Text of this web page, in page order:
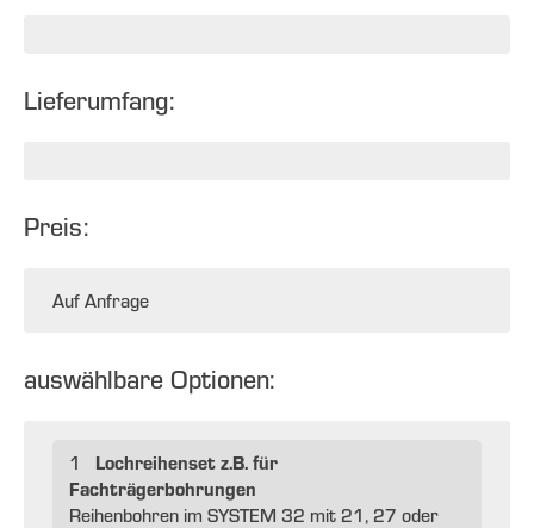
Lieferumfang:
Preis:
Auf Anfrage
auswählbare Optionen:
1
Lochreihenset z.B. für
Fachträgerbohrungen
Reihenbohren im SYSTEM 32 mit 21, 27 oder